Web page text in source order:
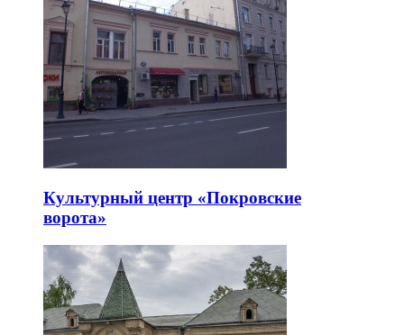
Культурный центр «Покровские
ворота»